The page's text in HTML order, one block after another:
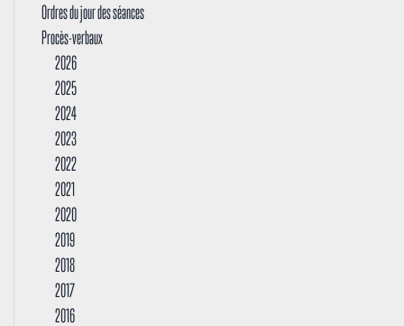
Ordres du jour des séances
Procès-verbaux
2026
2025
2024
2023
2022
2021
2020
2019
2018
2017
2016